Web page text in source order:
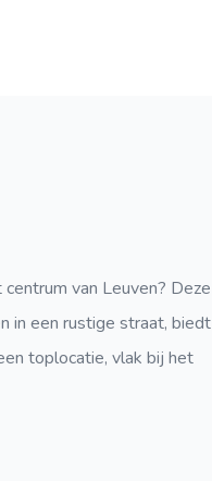
van Leuven? Deze
in een rustige straat, biedt
toplocatie, vlak bij het